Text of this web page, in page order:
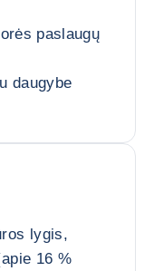
paslaugų
daugybe
lygis,
16 %